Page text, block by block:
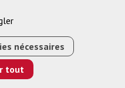
SIGNAUX
- HDMI / USB-C
nécessaires
tout